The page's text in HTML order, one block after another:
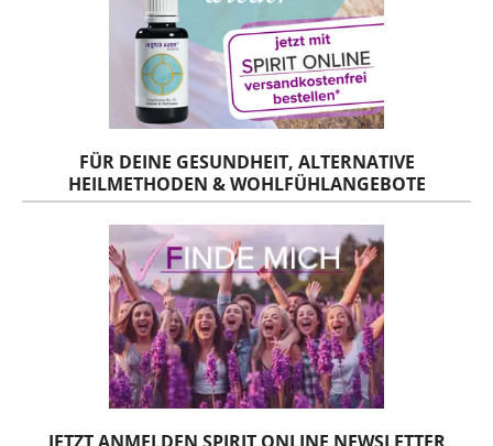
FÜR DEINE GESUNDHEIT, ALTERNATIVE
HEILMETHODEN & WOHLFÜHLANGEBOTE